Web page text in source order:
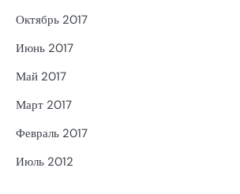
Октябрь 2017
Июнь 2017
Май 2017
Март 2017
Февраль 2017
Июль 2012